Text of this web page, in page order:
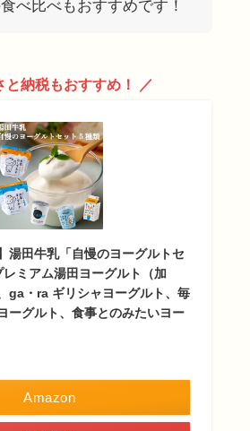
べ比べもおすすめです！
と納税もおすすめ！ ／
湯田牛乳「自慢のヨーグルトセ
ミアム湯田ヨーグルト（加
ga・ra ギリシャヨーグルト、毎
ーグルト、食事とのみたいヨー
Amazon